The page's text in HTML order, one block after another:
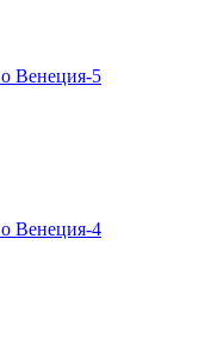
о Венеция-5
о Венеция-4